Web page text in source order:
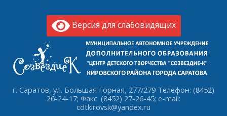
Версия для слабовидящих
г. Саратов, ул. Большая Горная, 277/279 Телефон: (8452)
26-24-17; Факс: (8452) 27-26-45; e-mail:
cdtkirovsk@yandex.ru